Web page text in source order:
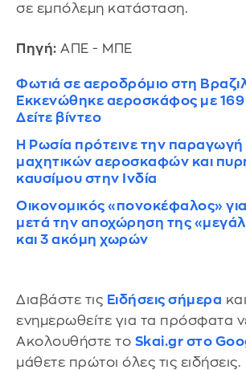
σε εμπόλεμη κατάσταση.
Πηγή: ΑΠΕ - ΜΠΕ
Φωτιά σε αεροδρόμιο στη
Εκκενώθηκε αεροσκάφος με 169
Δείτε βίντεο
Η Ρωσία πρότεινε την
μαχητικών αεροσκαφών και
καυσίμου στην Ινδία
Οικονομικός «πονοκέφαλος»
μετά την αποχώρηση της
και 3 ακόμη χωρών
Διαβάστε τις Ειδήσεις σήμερα και
ενημερωθείτε για τα πρόσφατα
Ακολουθήστε το Skai.gr στο
μάθετε πρώτοι όλες τις ειδήσεις.